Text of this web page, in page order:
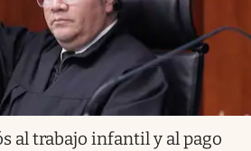
al trabajo infantil y al pago